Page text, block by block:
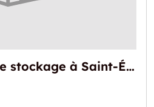
Louer un local de stockage à Saint-Étienne